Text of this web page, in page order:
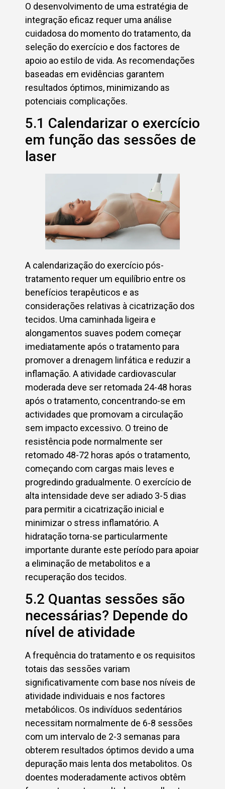
O desenvolvimento de uma estratégia de
integração eficaz requer uma análise
cuidadosa do momento do tratamento, da
seleção do exercício e dos factores de
apoio ao estilo de vida. As recomendações
baseadas em evidências garantem
resultados óptimos, minimizando as
potenciais complicações.
5.1 Calendarizar o exercício
em função das sessões de
laser
A calendarização do exercício pós-
tratamento requer um equilíbrio entre os
benefícios terapêuticos e as
considerações relativas à cicatrização dos
tecidos. Uma caminhada ligeira e
alongamentos suaves podem começar
imediatamente após o tratamento para
promover a drenagem linfática e reduzir a
inflamação. A atividade cardiovascular
moderada deve ser retomada 24-48 horas
após o tratamento, concentrando-se em
actividades que promovam a circulação
sem impacto excessivo. O treino de
resistência pode normalmente ser
retomado 48-72 horas após o tratamento,
começando com cargas mais leves e
progredindo gradualmente. O exercício de
alta intensidade deve ser adiado 3-5 dias
para permitir a cicatrização inicial e
minimizar o stress inflamatório. A
hidratação torna-se particularmente
importante durante este período para apoiar
a eliminação de metabolitos e a
recuperação dos tecidos.
5.2 Quantas sessões são
necessárias? Depende do
nível de atividade
A frequência do tratamento e os requisitos
totais das sessões variam
significativamente com base nos níveis de
atividade individuais e nos factores
metabólicos. Os indivíduos sedentários
necessitam normalmente de 6-8 sessões
com um intervalo de 2-3 semanas para
obterem resultados óptimos devido a uma
depuração mais lenta dos metabolitos. Os
doentes moderadamente activos obtêm